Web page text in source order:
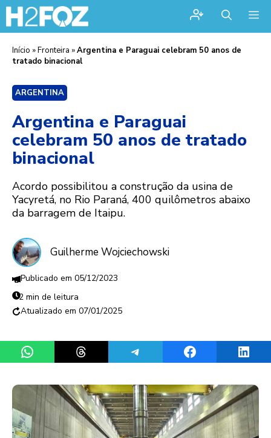
Início »Fronteira »Argentina e Paraguai celebram 50 anos de
tratado binacional
ARGENTINA
Argentina e Paraguai
celebram 50 anos de tratado
binacional
Acordo possibilitou a construção da usina de
Yacyretá, no Rio Paraná, 400 quilômetros abaixo
da barragem de Itaipu.
Guilherme Wojciechowski
05/12/2023
2 min de leitura
07/01/2025
Share on WhatsAppShare on ThreadsShare on TelegramShare on Facebook